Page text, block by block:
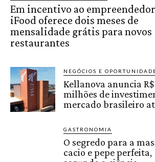
Em incentivo ao
iFood oferece dois meses de
mensalidade grátis para novos
restaurantes
NEGÓCIOS E
Kellanova anuncia
milhões de
mercado brasileiro
GASTRONOMIA
O segredo para a
cacio e pepe perfeita,